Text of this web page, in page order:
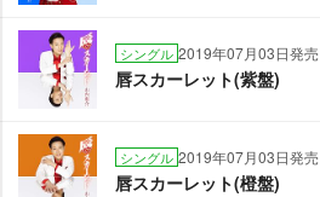
シングル 2019年07月03日発売
唇スカーレット(紫盤)
シングル 2019年07月03日発売
唇スカーレット(橙盤)